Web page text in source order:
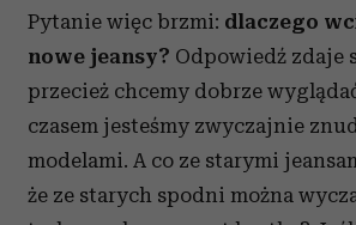
Pytanie więc brzmi: dlaczego
nowe jeansy? Odpowiedź zdaje
przecież chcemy dobrze
czasem jesteśmy zwyczajnie
modelami. A co ze starymi
że ze starych spodni można